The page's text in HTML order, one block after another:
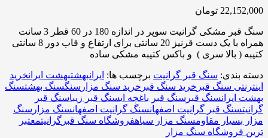
22,152,000 تومان
سنگ قبر مشکی گرانیت سوپر در اندازه 180 در 60 قطر 3 سانت
همراه با یک دست قرنیز 20 سانتی برای ارتفاع و قاب دور 8 سانتی
کتیبه ( بالا سری ) و باکس کتیبه مشکی ساده
دسته بندی: سنگ قبر گرانیت برچسب ها: ایرانبهشتبهشت ایرانخرید
اینترنتی سنگ قبر خرید سنگ قبر خرید سنگ مزار سنگسنگ بهشتسنگ
بهشت ایرانسنگ قبر سنگ قبر باغچه ایسنگ قبر زیباسنگ قبر
گرانیتسنگ قبر گرانیت اصفهانسنگ گرانیت اصفهانسنگ مزار سنگ
مزار بسیار مقاومسنگ مزار سیاهفروشگاه سنگ قبر گرانیتمعتبر
ترین فروشگاه سنگ مزار